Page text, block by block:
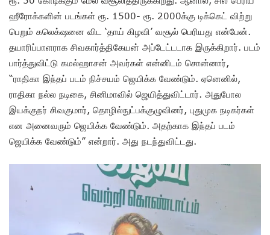
ஹீரோக்களின் படங்கள் ரூ. 1500- ரூ. 2000க்கு டிக்கெட் விற்று
பெறும் கலெக்‌ஷனை விட ‘தாய் கிழவி’ வசூல் பெரியது என்பேன்.
தயாரிப்பாளராக சிவகார்த்திகேயன் அப்டேட்டடாக இருக்கிறார். படம்
பார்த்துவிட்டு கமல்ஹாசன் அவர்கள் என்னிடம் சொன்னார்,
“ராதிகா இந்தப் படம் நிச்சயம் ஜெயிக்க வேண்டும். ஏனெனில்,
ராதிகா நல்ல நடிகை, சினிமாவில் ஜெயித்துவிட்டார். அதுபோல
இயக்குநர் சிவகுமார், தொழில்நுட்பக்குழுவினர், புதுமுக நடிகர்கள்
என அனைவரும் ஜெயிக்க வேண்டும். அதற்காக இந்தப் படம்
ஜெயிக்க வேண்டும்” என்றார். அது நடந்துவிட்டது.